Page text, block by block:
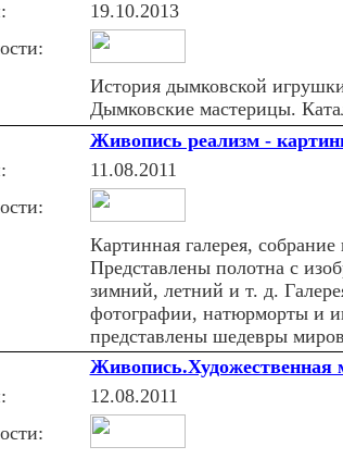
19.10.2013
История дымковской
Дымковские мастерицы.
Живопись реализм -
11.08.2011
Картинная галерея,
Представлены полотна с
зимний, летний и т. д.
фотографии, натюрморты и
представлены шедевры
Живопись.Художественная
12.08.2011